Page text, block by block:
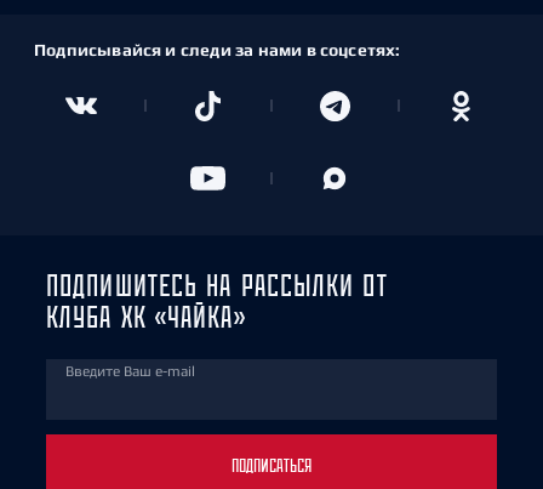
Подписывайся и следи за нами в соцсетях:
ПОДПИШИТЕСЬ НА РАССЫЛКИ ОТ
КЛУБА ХК «ЧАЙКА»
Введите Ваш e-mail
ПОДПИСАТЬСЯ